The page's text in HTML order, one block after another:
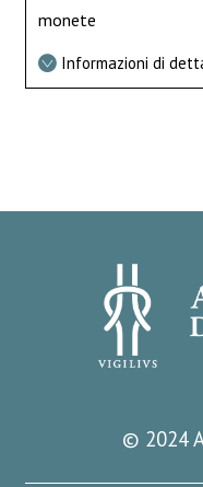
monete
Informazioni di
© 2024